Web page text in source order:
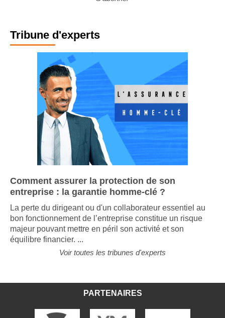
Tribune d'experts
Comment assurer la protection de son
entreprise : la garantie homme-clé ?
La perte du dirigeant ou d'un collaborateur essentiel au
bon fonctionnement de l’entreprise constitue un risque
majeur pouvant mettre en péril son activité et son
équilibre financier. ...
Voir toutes les tribunes d'experts
PARTENAIRES